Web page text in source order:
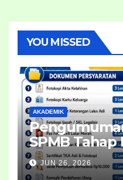
YOU MISSED
AKADEMIK
SPMB Tahap
JUN 26, 2026